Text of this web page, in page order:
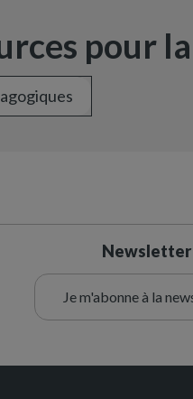
pour
Newsletter
Je m'abonne à la